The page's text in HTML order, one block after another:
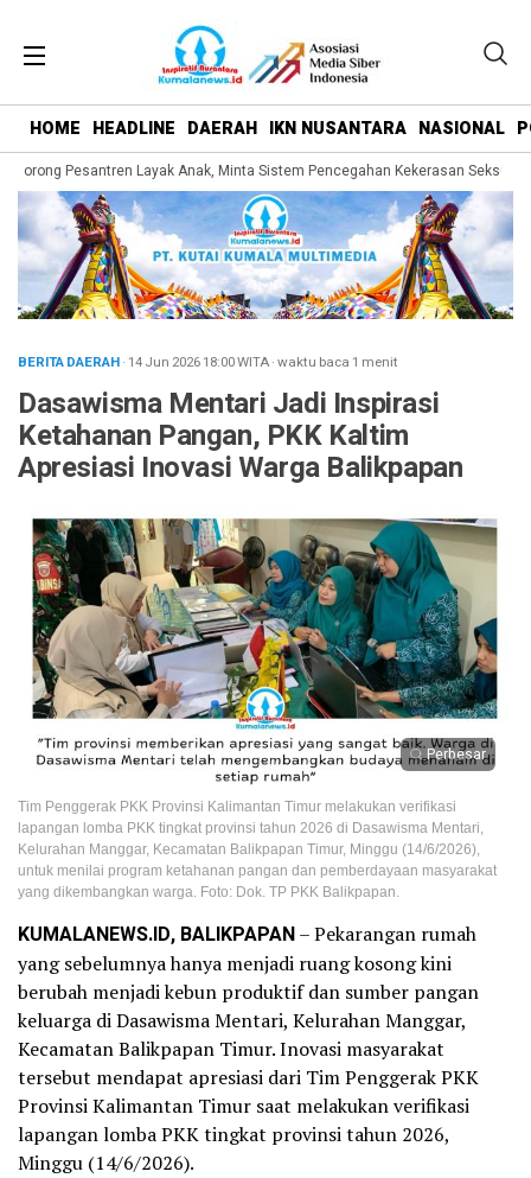
HOME HEADLINE DAERAH IKN NUSANTARA NASIONAL
Pesantren Layak Anak, Minta Sistem Pencegahan Kekerasan Seksual
BERITA DAERAH· 14 Jun 202618:00WITA·waktu baca 1 menit
Dasawisma Mentari Jadi Inspirasi
Ketahanan Pangan, PKK Kaltim
Apresiasi Inovasi Warga Balikpapan
Perbesar
Tim Penggerak PKK Provinsi Kalimantan Timur melakukan verifikasi
lapangan lomba PKK tingkat provinsi tahun 2026 di Dasawisma Mentari,
Kelurahan Manggar, Kecamatan Balikpapan Timur, Minggu (14/6/2026),
untuk menilai program ketahanan pangan dan pemberdayaan masyarakat
yang dikembangkan warga. Foto: Dok. TP PKK Balikpapan.
KUMALANEWS.ID, BALIKPAPAN– Pekarangan rumah
yang sebelumnya hanya menjadi ruang kosong kini
berubah menjadi kebun produktif dan sumber pangan
keluarga di Dasawisma Mentari, Kelurahan Manggar,
Kecamatan Balikpapan Timur. Inovasi masyarakat
tersebut mendapat apresiasi dari Tim Penggerak PKK
Provinsi Kalimantan Timur saat melakukan verifikasi
lapangan lomba PKK tingkat provinsi tahun 2026,
Minggu (14/6/2026).